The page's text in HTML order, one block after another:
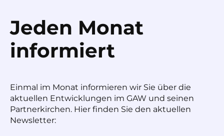
Jeden Monat
informiert
Einmal im Monat informieren wir Sie über die
aktuellen Entwicklungen im GAW und seinen
Partnerkirchen. Hier finden Sie den aktuellen
Newsletter: